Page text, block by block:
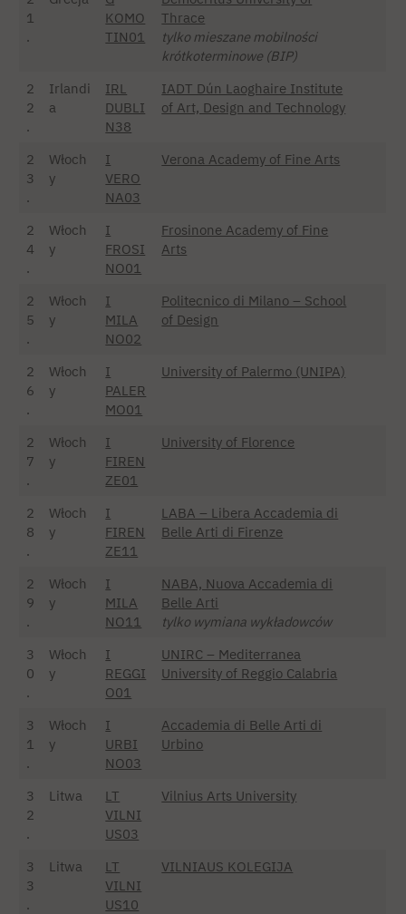
1
.
KOMO
TIN01
Thrace
tylko mieszane mobilności
krótkoterminowe (BIP)
2
2
.
Irlandi
a
IRL
DUBLI
N38
IADT Dún Laoghaire Institute
of Art, Design and Technology
2
3
.
Włoch
y
I
VERO
NA03
Verona Academy of Fine Arts
2
4
.
Włoch
y
I
FROSI
NO01
Frosinone Academy of Fine
Arts
2
5
.
Włoch
y
I
MILA
NO02
Politecnico di Milano – School
of Design
2
6
.
Włoch
y
I
PALER
MO01
University of Palermo (UNIPA)
2
7
.
Włoch
y
I
FIREN
ZE01
University of Florence
2
8
.
Włoch
y
I
FIREN
ZE11
LABA – Libera Accademia di
Belle Arti di Firenze
2
9
.
Włoch
y
I
MILA
NO11
NABA, Nuova Accademia di
Belle Arti
tylko wymiana wykładowców
3
0
.
Włoch
y
I
REGGI
O01
UNIRC – Mediterranea
University of ​​Reggio Calabria
3
1
.
Włoch
y
I
URBI
NO03
Accademia di Belle Arti di
Urbino
3
2
.
Litwa
LT
VILNI
US03
Vilnius Arts University
3
3
.
Litwa
LT
VILNI
US10
VILNIAUS KOLEGIJA